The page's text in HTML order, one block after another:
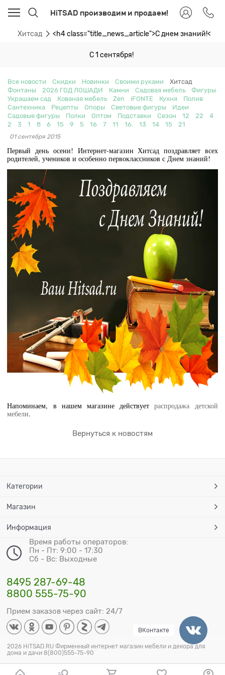
HiTSAD производим и продаем!
Хитсад <h4 class="title_news_article">С днем знаний!</
С 1 сентября!
Все новости Скидки Новинки Своими руками
Хитсад
Фонтаны
2026 ГОД ЛОШАДИ Камни Садовая мебель
Фигуры
Украшаем сад
Кованая мебель Zen iFONTE Кухня
Полив
Сантехника
Рецепты Опоры Световые фигуры
Идеи
Садовые фигуры
Полки Оптом Подставки Сезон 12 22
4
2
3 1 8 6 15 9 5 16 7 11 16. 13 14 15 21
01 сентября 2015
Первый день осени! Интернет-магазин Хитсад поздравляет всех
родителей, учеников и особенно первоклассников с Днем знаний!
Напоминаем, в нашем магазине действуетраспродажа детской
мебели.
Вернуться к новостям
Категории
Магазин
Информация
Время работы операторов:
Пн - Пт: 9:00 - 17:30
Сб - Вс: Выходные
8495 287-69-48
8800 555-75-90
Прием заказов через сайт: 24/7
2026 HiTSAD.RU Фирменный интернет магазин мебели и декора для
дома и дачи 8(800)555-75-90
ВКонтакте